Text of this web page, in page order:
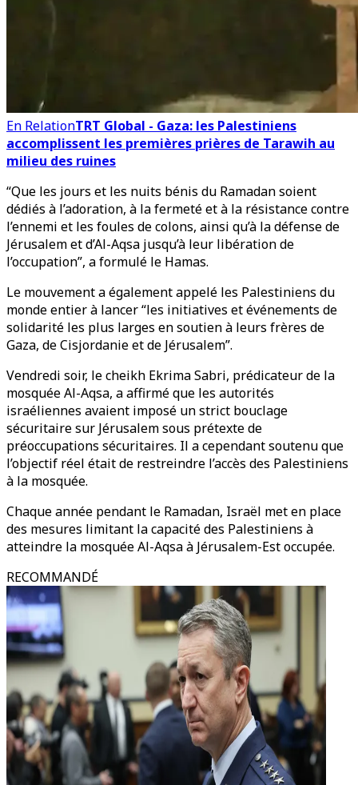
En RelationTRT Global - Gaza: les Palestiniens
accomplissent les premières prières de Tarawih au
milieu des ruines
“Que les jours et les nuits bénis du Ramadan soient
dédiés à l’adoration, à la fermeté et à la résistance contre
l’ennemi et les foules de colons, ainsi qu’à la défense de
Jérusalem et d’Al-Aqsa jusqu’à leur libération de
l’occupation”, a formulé le Hamas.
Le mouvement a également appelé les Palestiniens du
monde entier à lancer “les initiatives et événements de
solidarité les plus larges en soutien à leurs frères de
Gaza, de Cisjordanie et de Jérusalem”.
Vendredi soir, le cheikh Ekrima Sabri, prédicateur de la
mosquée Al-Aqsa, a affirmé que les autorités
israéliennes avaient imposé un strict bouclage
sécuritaire sur Jérusalem sous prétexte de
préoccupations sécuritaires. Il a cependant soutenu que
l’objectif réel était de restreindre l’accès des Palestiniens
à la mosquée.
Chaque année pendant le Ramadan, Israël met en place
des mesures limitant la capacité des Palestiniens à
atteindre la mosquée Al-Aqsa à Jérusalem-Est occupée.
RECOMMANDÉ